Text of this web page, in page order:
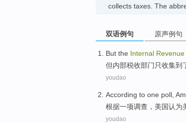
collects taxes. The
双语例句 原声例句
But the Internal Revenue
但内部税收部门只收集到
youdao
According to one poll
根据一项调查 ， 美国认为
youdao